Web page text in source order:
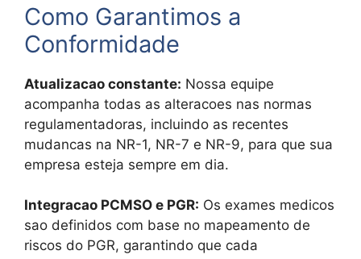
Como Garantimos a
Conformidade
Atualizacao constante: Nossa equipe
acompanha todas as alteracoes nas normas
regulamentadoras, incluindo as recentes
mudancas na NR-1, NR-7 e NR-9, para que sua
empresa esteja sempre em dia.
Integracao PCMSO e PGR: Os exames medicos
sao definidos com base no mapeamento de
riscos do PGR, garantindo que cada